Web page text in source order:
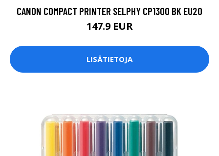
CANON COMPACT PRINTER SELPHY CP1300 BK EU20
147.9 EUR
LISÄTIETOJA